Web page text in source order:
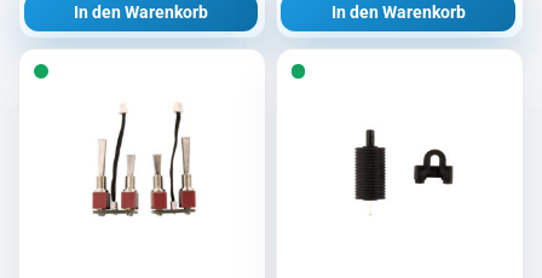
In den Warenkorb In den Warenkorb